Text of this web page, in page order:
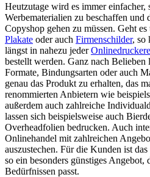
Heutzutage wird es immer einfacher,
Werbematerialien zu beschaffen und
Copyshop gehen zu müssen. Geht es
Plakate oder auch Firmenschilder, so
längst in nahezu jeder
bestellt werden. Ganz nach Belieben
Formate, Bindungsarten oder auch
genau das Produkt zu erhalten, das
renommierten Anbietern wie
außerdem auch zahlreiche
lassen sich beispielsweise auch
Overheadfolien bedrucken. Auch
Onlinehandel mit zahlreichen
auszustechen. Für die Kunden ist
so ein besonders günstiges Angebot,
Bedürfnissen passt.